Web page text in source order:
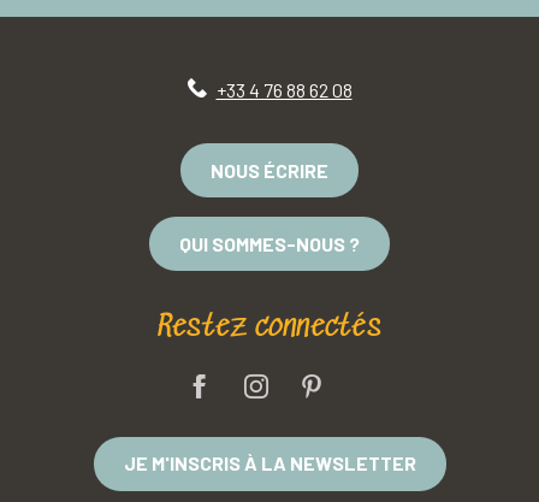
+33 4 76 88 62 08
NOUS ÉCRIRE
QUI SOMMES-NOUS ?
Restez connectés
JE M'INSCRIS À LA NEWSLETTER